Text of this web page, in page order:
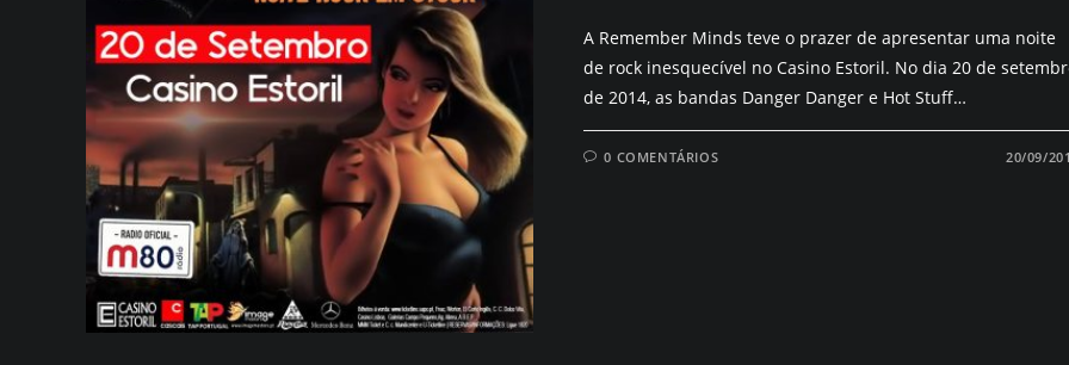
A Remember Minds teve o prazer de apresentar uma noite
de rock inesquecível no Casino Estoril. No dia 20 de
de 2014, as bandas Danger Danger e Hot Stuff…
0 COMENTÁRIOS 20/09/